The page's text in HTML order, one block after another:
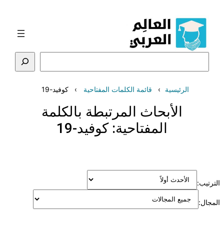
المحتوى
الرئيسية قائمة الكلمات المفتاحية كوفيد-19
الأبحاث المرتبطة بالكلمة
المفتاحية:كوفيد-19
الترتيب:
المجال: